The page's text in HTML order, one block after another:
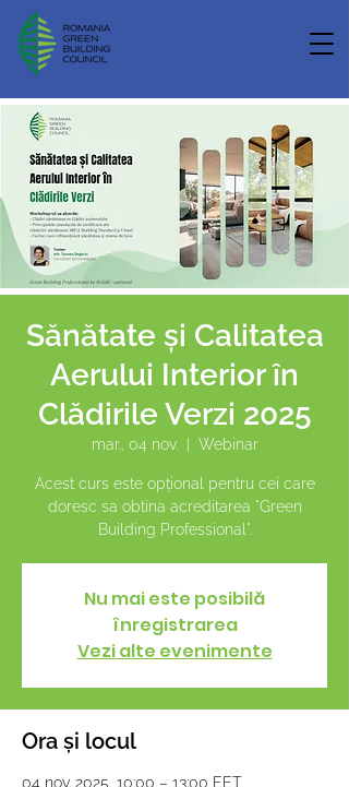
Sănătate și Calitatea
Aerului Interior în
Clădirile Verzi 2025
mar., 04 nov. Webinar
Acest curs este opțional pentru cei care
doresc sa obtina acreditarea "Green
Building Professional".
Nu mai este posibilă
înregistrarea
Vezi alte evenimente
Ora și locul
04 nov. 2025, 10:00 – 13:00 EET